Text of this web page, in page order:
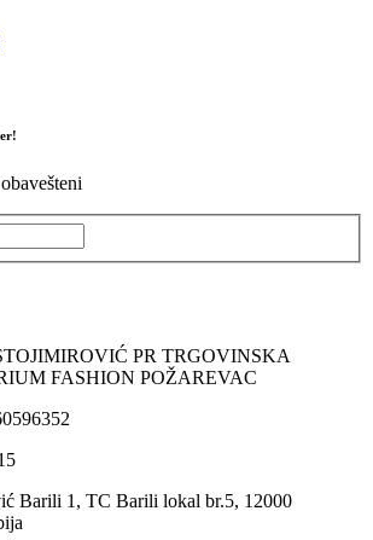
PR TRGOVINSKA
FASHION POŽAREVAC
Barili 1, TC Barili lokal br.5, 12000